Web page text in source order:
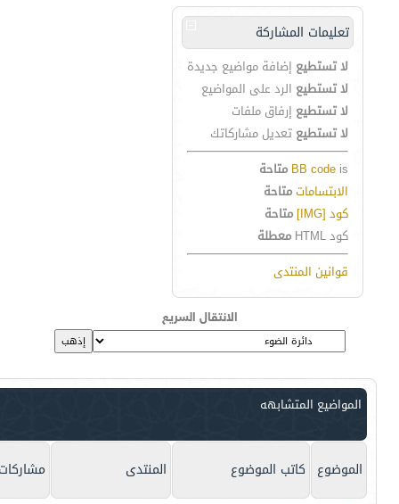
تعليمات المشاركة
لا تستطيع إضافة مواضيع جديدة
لا تستطيع الرد على المواضيع
لا تستطيع إرفاق ملفات
لا تستطيع تعديل مشاركاتك
BB code is
متاحة
الابتساماتمتاحة
كود [IMG]
متاحة
كود HTML
معطلة
قوانين المنتدى
الانتقال السريع
المواضيع المتشابهه
الموضوع كاتب الموضوع المنتدى